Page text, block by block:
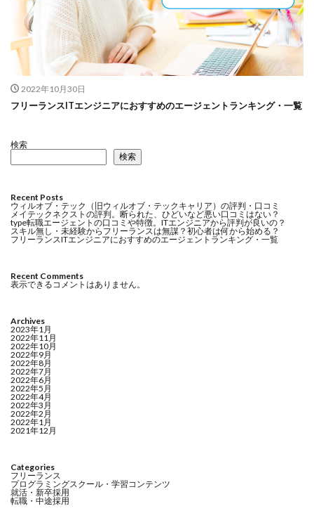
2022年10月30日
フリーランスITエンジニアにおすすめのエージェントランキング・一覧
検索
検索
Recent Posts
ウィルオブ・テック（旧ウィルオブ・テックキャリア）の評判・口コミ
メイテックネクストの評判。断られた、ひどいなど悪い口コミはない？
type転職エージェントの口コミや特徴。ITエンジニアから評判が良いの？
スキル無し・未経験からフリーランスは無謀？初心者は何から始める？
フリーランスITエンジニアにおすすめのエージェントランキング・一覧
Recent Comments
表示できるコメントはありません。
Archives
2023年1月
2022年11月
2022年10月
2022年9月
2022年8月
2022年7月
2022年6月
2022年5月
2022年4月
2022年3月
2022年2月
2022年1月
2021年12月
Categories
フリーランス
プログラミングスクール・学習コンテンツ
就活・新卒採用
転職・中途採用